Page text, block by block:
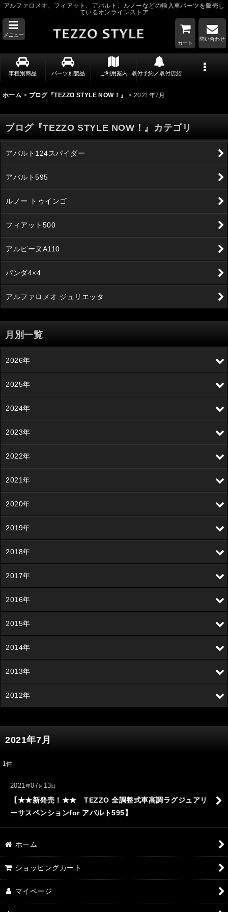
アルファロメオ、フィアット、アバルト、ルノーなどの輸入車パーツを販売し
ているオンラインストア
メニュー
カート
問い合わせ
車種別商品 パーツ別製品 ご利用案内 取付予約／取付店紹介
ホーム > ブログ『TEZZO STYLE NOW！』 > 2021年7月
2021年7月
1件
2021年07月 13日
【★★新発売！★★ TEZZO 全調整式車高調ラグジュアリ
ーサスペンションfor アバルト595】
ブログ『TEZZO STYLE NOW！』カテゴリ
アバルト124スパイダー
アバルト595
ルノー トゥインゴ
フィアット500
アルピーヌA110
パンダ4×4
アルファロメオ ジュリエッタ
月別一覧
2026年
2025年
2024年
2023年
2022年
2021年
2020年
2019年
2018年
2017年
2016年
2015年
2014年
2013年
2012年
ホーム
ショッピングカート
マイページ